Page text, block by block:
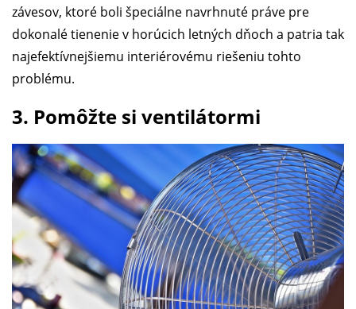
závesov, ktoré boli špeciálne navrhnuté práve pre
dokonalé tienenie v horúcich letných dňoch a patria tak
najefektívnejšiemu interiérovému riešeniu tohto
problému.
3. Pomôžte si ventilátormi